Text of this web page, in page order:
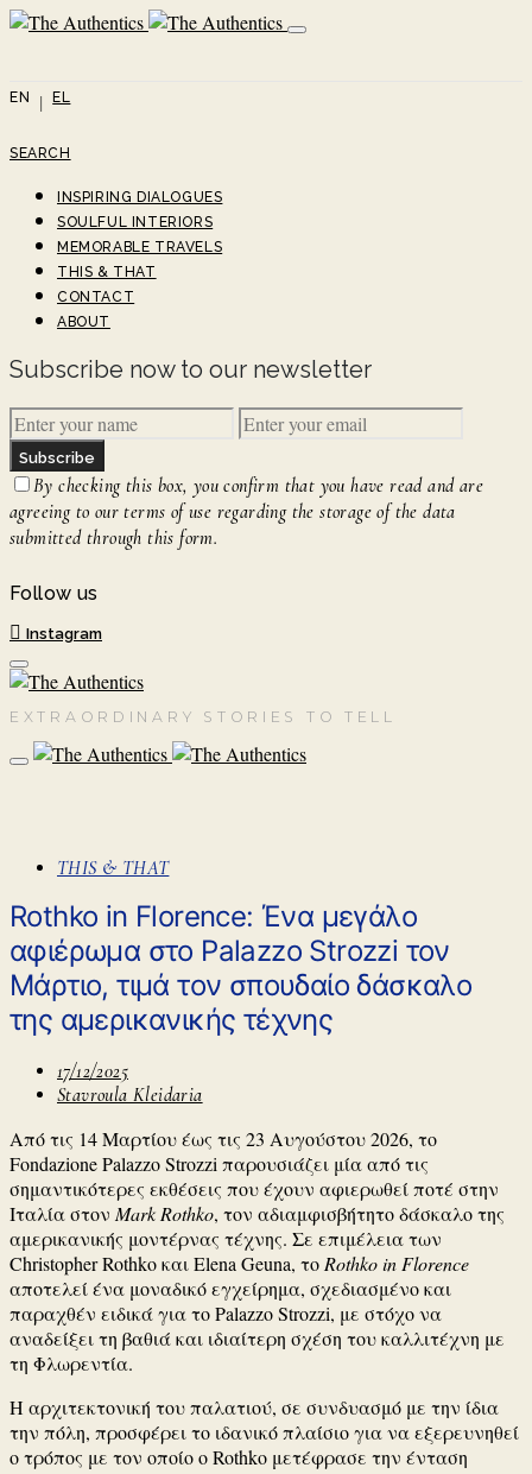
EN EL
SEARCH
INSPIRING DIALOGUES
SOULFUL INTERIORS
MEMORABLE TRAVELS
THIS & THAT
CONTACT
ABOUT
Subscribe now to our newsletter
Subscribe
By checking this box, you confirm that you have read and are
agreeing to our terms of use regarding the storage of the data
submitted through this form.
Follow us
Instagram
EXTRAORDINARY STORIES TO TELL
THIS & THAT
Rothko in Florence: Ένα μεγάλο
αφιέρωμα στο Palazzo Strozzi τον
Μάρτιο, τιμά τον σπουδαίο δάσκαλο
της αμερικανικής τέχνης
17/12/2025
Stavroula Kleidaria
Από τις 14 Μαρτίου έως τις 23 Αυγούστου 2026, το
Fondazione Palazzo Strozzi παρουσιάζει μία από τις
σημαντικότερες εκθέσεις που έχουν αφιερωθεί ποτέ στην
Ιταλία στον Mark Rothko, τον αδιαμφισβήτητο δάσκαλο της
αμερικανικής μοντέρνας τέχνης. Σε επιμέλεια των
Christopher Rothko και Elena Geuna, τοRothko in Florence
αποτελεί ένα μοναδικό εγχείρημα, σχεδιασμένο και
παραχθέν ειδικά για το Palazzo Strozzi, με στόχο να
αναδείξει τη βαθιά και ιδιαίτερη σχέση του καλλιτέχνη με
τη Φλωρεντία.
Η αρχιτεκτονική του παλατιού, σε συνδυασμό με την ίδια
την πόλη, προσφέρει το ιδανικό πλαίσιο για να εξερευνηθεί
ο τρόπος με τον οποίο ο Rothko μετέφρασε την ένταση